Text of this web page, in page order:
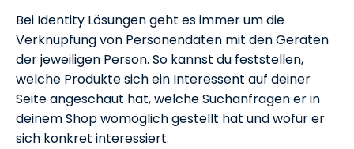
Bei Identity Lösungen geht es immer um die
Verknüpfung von Personendaten mit den Geräten
der jeweiligen Person. So kannst du feststellen,
welche Produkte sich ein Interessent auf deiner
Seite angeschaut hat, welche Suchanfragen er in
deinem Shop womöglich gestellt hat und wofür er
sich konkret interessiert.